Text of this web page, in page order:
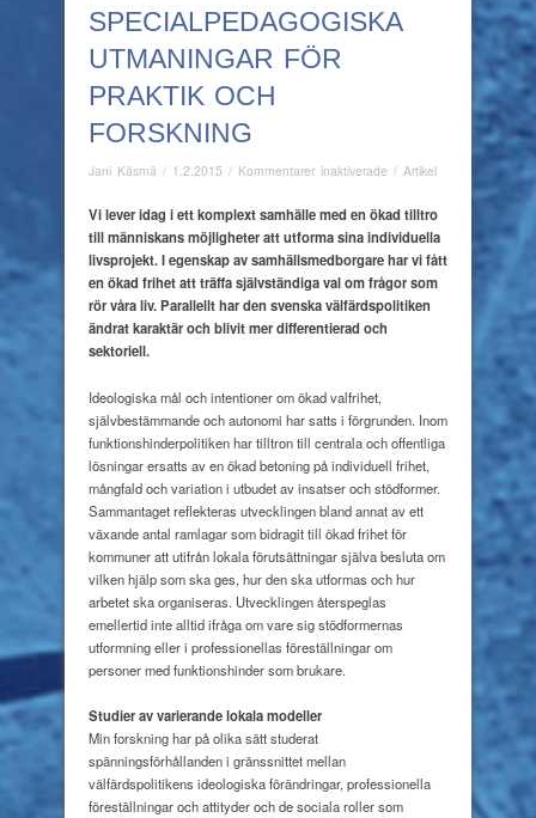
SPECIALPEDAGOGISKA
UTMANINGAR FÖR
PRAKTIK OCH
FORSKNING
Jani Käsmä / 1.2.2015 / Kommentarer inaktiverade för
Specialpedagogiska
utmaningar
för
praktik
och
forskning
/ Artikel
Vi lever idag i ett komplext samhälle med en ökad tilltro
till människansmöjligheter att utforma sina individuella
livsprojekt. I egenskap avsamhällsmedborgare har vi fått
en ökad frihet att träffa självständigaval om frågor som
rör våra liv. Parallellt har den svenska välfärdspolitiken
ändrat karaktär och blivit mer differentierad och
sektoriell.
Ideologiska mål och intentioner om ökad valfrihet,
självbestämmande och autonomi har satts i förgrunden. Inom
funktionshinderpolitiken har tilltron till centrala och offentliga
lösningar ersatts av en ökad betoning på individuell frihet,
mångfald och variation i utbudet av insatser och stödformer.
Sammantaget reflekteras utvecklingen bland annat av ett
växande antal ramlagar som bidragit till ökad frihet för
kommuner att utifrån lokala förutsättningar själva besluta om
vilken hjälp som ska ges, hur den ska utformas och hur
arbetet ska organiseras. Utvecklingen återspeglas
emellertid inte alltid ifråga om vare sig stödformernas
utformning eller i professionellas föreställningar om
personer med funktionshinder som brukare.
Studier av varierande lokala modeller
Min forskning har på olika sätt studerat
spänningsförhållanden i gränssnittet mellan
välfärdspolitikens ideologiska förändringar, professionella
föreställningar och attityder och de sociala roller som